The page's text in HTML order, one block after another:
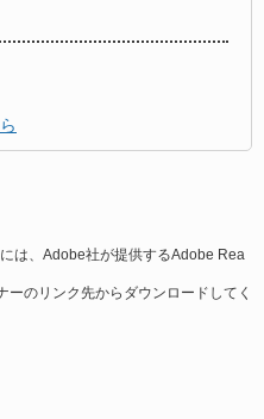
は、Adobe社が提供するAdobe Rea
のリンク先からダウンロードしてく